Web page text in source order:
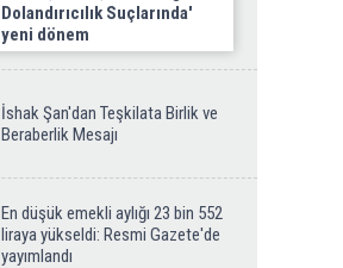
Dolandırıcılık Suçlarında'
yeni dönem
İshak Şan'dan Teşkilata Birlik ve
Beraberlik Mesajı
En düşük emekli aylığı 23 bin 552
liraya yükseldi: Resmi Gazete'de
yayımlandı